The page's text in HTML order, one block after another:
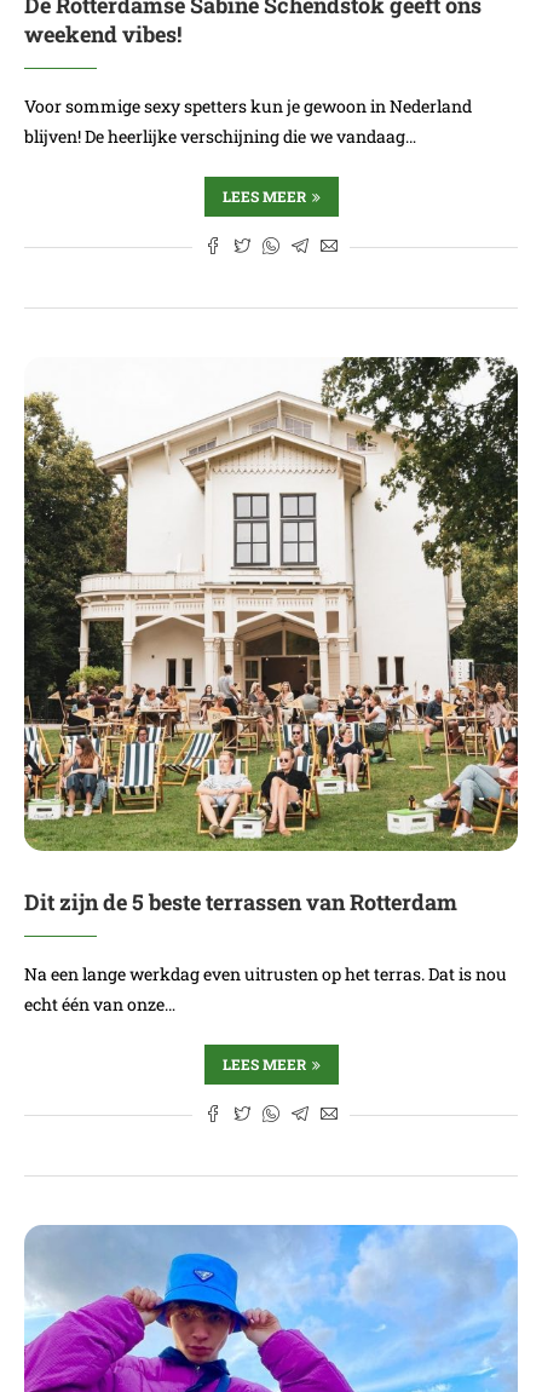
weekend vibes!
Voor sommige sexy spetters kun je gewoon in Nederland
blijven! De heerlijke verschijning die we vandaag…
LEES MEER
Dit zijn de 5 beste terrassen van Rotterdam
Na een lange werkdag even uitrusten op het terras. Dat is nou
echt één van onze…
LEES MEER